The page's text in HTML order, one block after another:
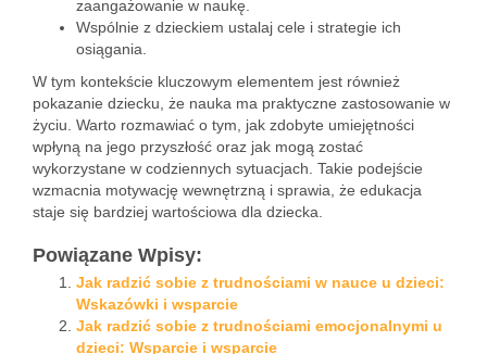
zaangażowanie w naukę.
Wspólnie z dzieckiem ustalaj cele i strategie ich
osiągania.
W tym kontekście kluczowym elementem jest również
pokazanie dziecku, że nauka ma praktyczne zastosowanie w
życiu. Warto rozmawiać o tym, jak zdobyte umiejętności
wpłyną na jego przyszłość oraz jak mogą zostać
wykorzystane w codziennych sytuacjach. Takie podejście
wzmacnia motywację wewnętrzną i sprawia, że edukacja
staje się bardziej wartościowa dla dziecka.
Powiązane Wpisy:
Jak radzić sobie z trudnościami w nauce u dzieci:
Wskazówki i wsparcie
Jak radzić sobie z trudnościami emocjonalnymi u
dzieci: Wsparcie i wsparcie